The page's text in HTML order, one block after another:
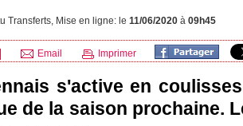
Transferts, Mise en ligne: le 11/06/2020 à 09h45
Email Imprimer
s'active en
de la saison prochaine.